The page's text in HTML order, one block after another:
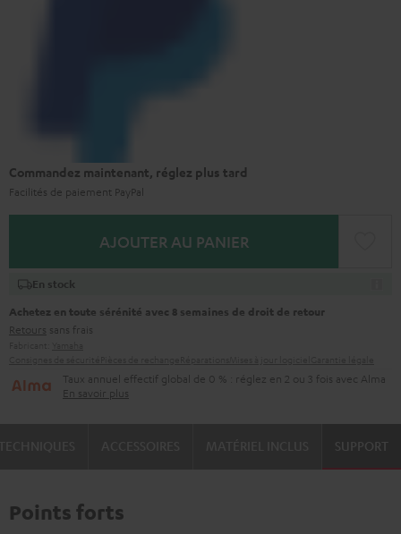
Commandez maintenant, réglez plus tard
Facilités de paiement PayPal
AJOUTER AU PANIER
En stock
Achetez en toute sérénité avec 8 semaines de droit de retour
Retours sans frais
Taux annuel effectif global de 0 % : réglez en 2 ou 3 fois avec Alma
En savoir plus
SUPPORT
Points forts